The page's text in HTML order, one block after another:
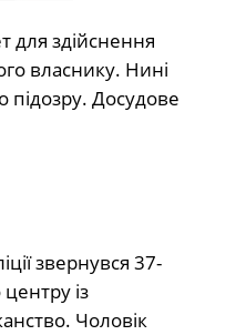
для здійснення
власнику. Нині
підозру. Досудове
звернувся 37-
із
Чоловік